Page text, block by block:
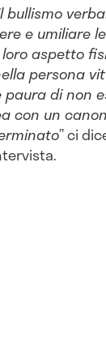
bullismo
e umiliare
aspetto
persona
paura di non
con un
” ci